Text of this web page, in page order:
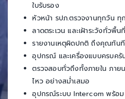
ใบรับรอง
หัวหน้า รปภ.ตรวจงานทุกวัน ทุ
ลาดตระเวน และเฝ้าระวังทั่วพื้น
รายงานเหตุผิดปกติ ถึงคุณทัน
อุปกรณ์ และเครื่องแบบครบครั
ตรวจสอบทั่วถึงทั้งภายใน ภา
ไหว อย่างสม่ำเสมอ
อุปกรณ์ระบบ Intercom พร้อม